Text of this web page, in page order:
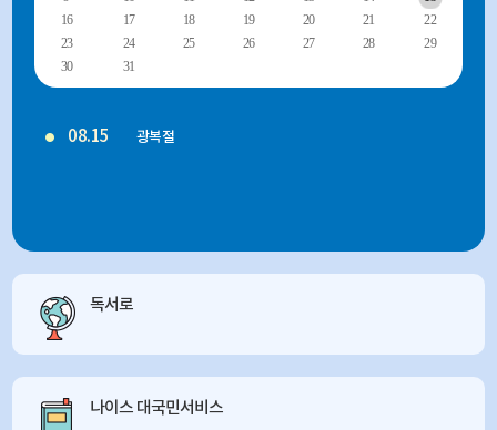
16
17 18 19 20 21
22
23
24 25 26 27 28
29
30
31
08.15 광복절
독서로
나이스 대국민서비스